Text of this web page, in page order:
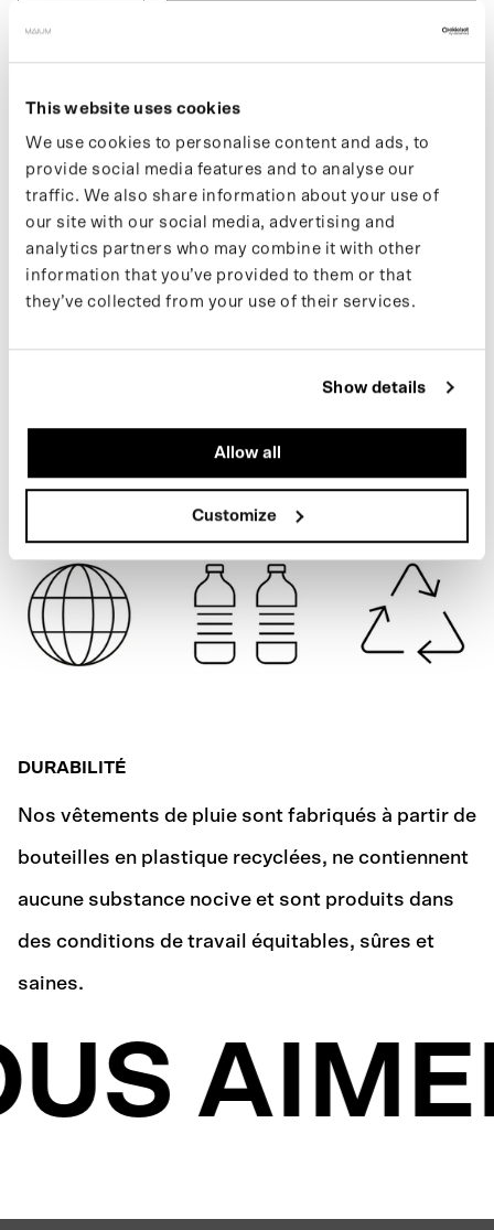
This website uses cookies
We use cookies to personalise content and ads, to
provide social media features and to analyse our
traffic. We also share information about your use of
our site with our social media, advertising and
analytics partners who may combine it with other
information that you’ve provided to them or that
they’ve collected from your use of their services.
Show details
Allow all
Customize
CARTOUCHE
DESCRIPTION
Le trench-coat pour homme est un imperméable entièrement
étanche, conçu pour le mouvement. Sa silhouette oversize
transforme facilement en poncho pour faire du vélo ou du scooter
électrique. Fabriqué à partir de 111 bouteilles en plastique
recyclées.
Si vous souhaitez rester informé des nouvelles sorties et des
dernières actualités, suivez-nous sur Instagramou inscrivez-vous
EXPÉDITION
DURABILITÉ
Nos vêtements de pluie sont fabriqués à partir de
bouteilles en plastique recyclées, ne contiennent
aucune substance nocive et sont produits dans
des conditions de travail équitables, sûres et
saines.